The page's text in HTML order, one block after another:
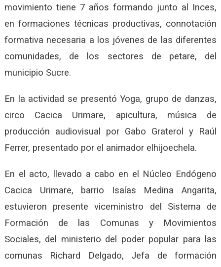
movimiento tiene 7 años formando junto al Inces,
en formaciones técnicas productivas, connotación
formativa necesaria a los jóvenes de las diferentes
comunidades, de los sectores de petare, del
municipio Sucre.
En la actividad se presentó Yoga, grupo de danzas,
circo Cacica Urimare, apicultura, música de
producción audiovisual por Gabo Graterol y Raúl
Ferrer, presentado por el animador elhijoechela.
En el acto, llevado a cabo en el Núcleo Endógeno
Cacica Urimare, barrio Isaías Medina Angarita,
estuvieron presente viceministro del Sistema de
Formación de las Comunas y Movimientos
Sociales, del ministerio del poder popular para las
comunas Richard Delgado, Jefa de formación